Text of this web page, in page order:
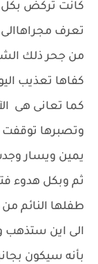
كانت تركض بكل
تعرف
من جحر ذلك
كفاها تعذيب
كما تعانى هى
وتصبرها توقفت
يمين ويسار
ثم وبكل هدوء
طفلها النائم
الى اين ستذهب
بأنه سيكون